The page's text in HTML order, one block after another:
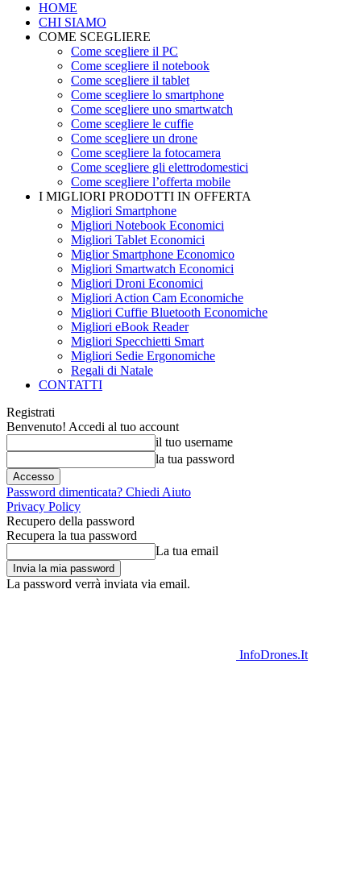
HOME
CHI SIAMO
COME SCEGLIERE
Come scegliere il PC
Come scegliere il notebook
Come scegliere il tablet
Come scegliere lo smartphone
Come scegliere uno smartwatch
Come scegliere le cuffie
Come scegliere un drone
Come scegliere la fotocamera
Come scegliere gli elettrodomestici
Come scegliere l’offerta mobile
I MIGLIORI PRODOTTI IN OFFERTA
Migliori Smartphone
Migliori Notebook Economici
Migliori Tablet Economici
Miglior Smartphone Economico
Migliori Smartwatch Economici
Migliori Droni Economici
Migliori Action Cam Economiche
Migliori Cuffie Bluetooth Economiche
Migliori eBook Reader
Migliori Specchietti Smart
Migliori Sedie Ergonomiche
Regali di Natale
CONTATTI
Registrati
Benvenuto! Accedi al tuo account
il tuo username
la tua password
Password dimenticata? Chiedi Aiuto
Privacy Policy
Recupero della password
Recupera la tua password
La tua email
La password verrà inviata via email.
InfoDrones.It